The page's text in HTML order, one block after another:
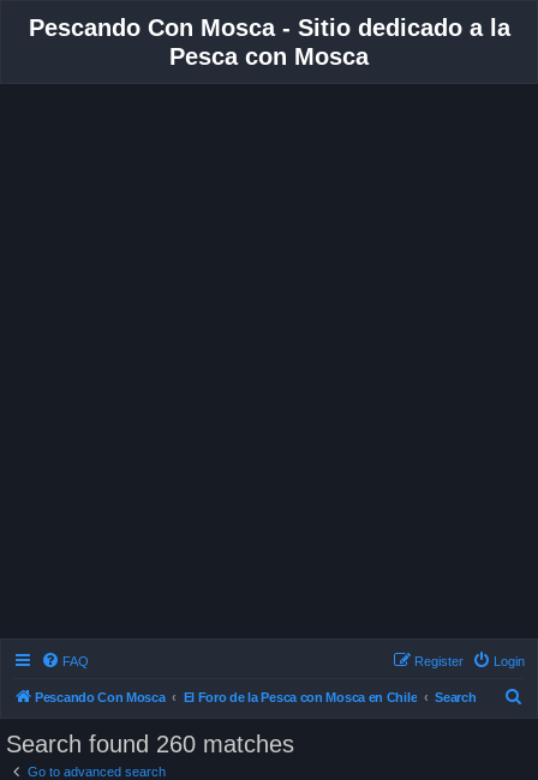
Pescando Con Mosca - Sitio dedicado a la
Pesca con Mosca
FAQ Login
Register
Pescando Con Mosca El Foro de la Pesca con Mosca en Chile Search
Search found 260 matches
Go to advanced search